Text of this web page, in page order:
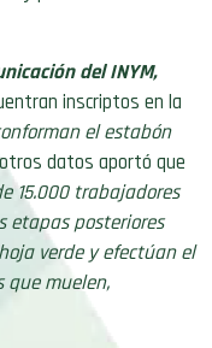
del INYM,
inscriptos en la
el estabón
datos aportó que
15.000 trabajadores
etapas posteriores
verde y efectúan el
que muelen,